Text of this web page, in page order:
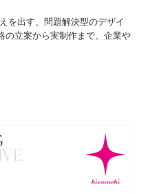
を出す、問題解決型のデザイ
の立案から実制作まで、企業や